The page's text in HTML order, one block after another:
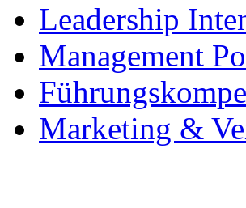
Leadership
Management
Marketing &